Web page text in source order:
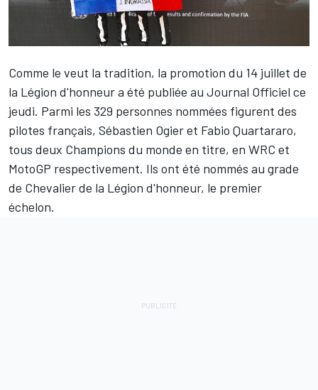
Comme le veut la tradition, la promotion du 14 juillet de
la Légion d'honneur a été publiée au Journal Officiel ce
jeudi. Parmi les 329 personnes nommées figurent des
pilotes français, Sébastien Ogieret Fabio Quartararo,
tous deux Champions du monde en titre, en WRC et
MotoGP respectivement. Ils ont été nommés au grade
de Chevalier de la Légion d'honneur, le premier
échelon.